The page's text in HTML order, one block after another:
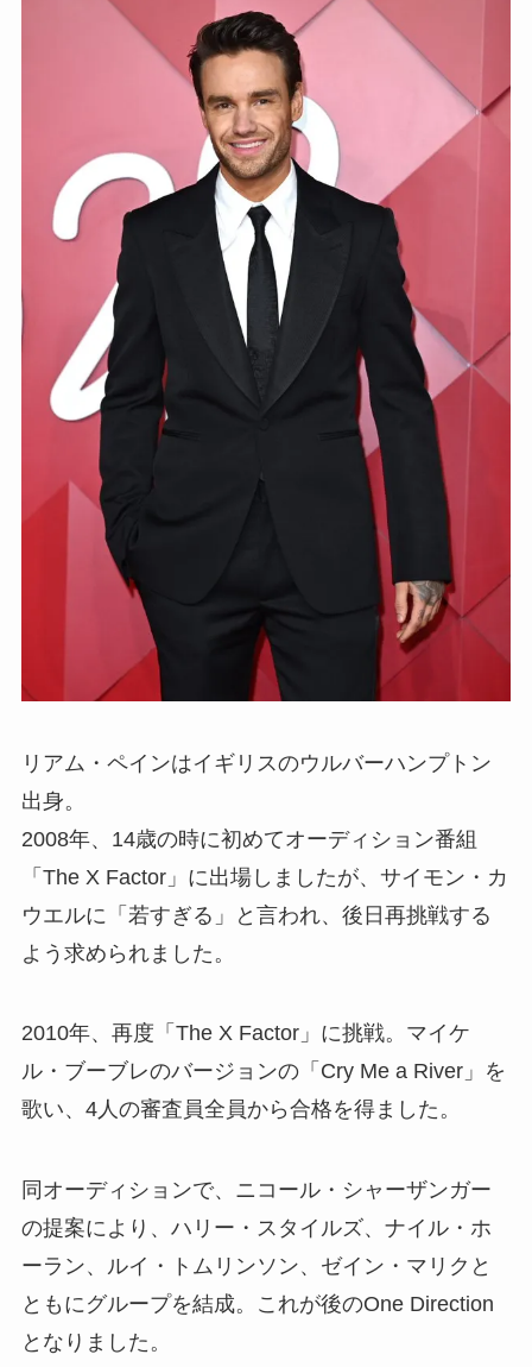
リアム・ペインはイギリスのウルバーハンプトン
出身。
2008年、14歳の時に初めてオーディション番組
「The X Factor」に出場しましたが、サイモン・カ
ウエルに「若すぎる」と言われ、後日再挑戦する
よう求められました。
2010年、再度「The X Factor」に挑戦。マイケ
ル・ブーブレのバージョンの「Cry Me a River」を
歌い、4人の審査員全員から合格を得ました。
同オーディションで、ニコール・シャーザンガー
の提案により、ハリー・スタイルズ、ナイル・ホ
ーラン、ルイ・トムリンソン、ゼイン・マリクと
ともにグループを結成。これが後のOne Direction
となりました。